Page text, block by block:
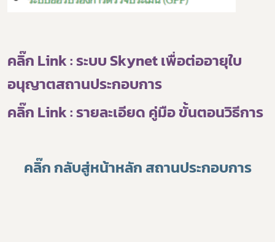
คลิ๊ก Link : ระบบ Skynet เพื่อต่ออายุใบ
อนุญาตสถานประกอบการ
คลิ๊ก Link : รายละเอียด คู่มือ ขั้นตอนวิธีการ
คลิ๊ก กลับสู่หน้าหลัก สถานประกอบการ